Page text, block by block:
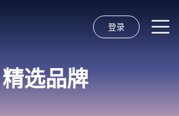
登录
精选品牌